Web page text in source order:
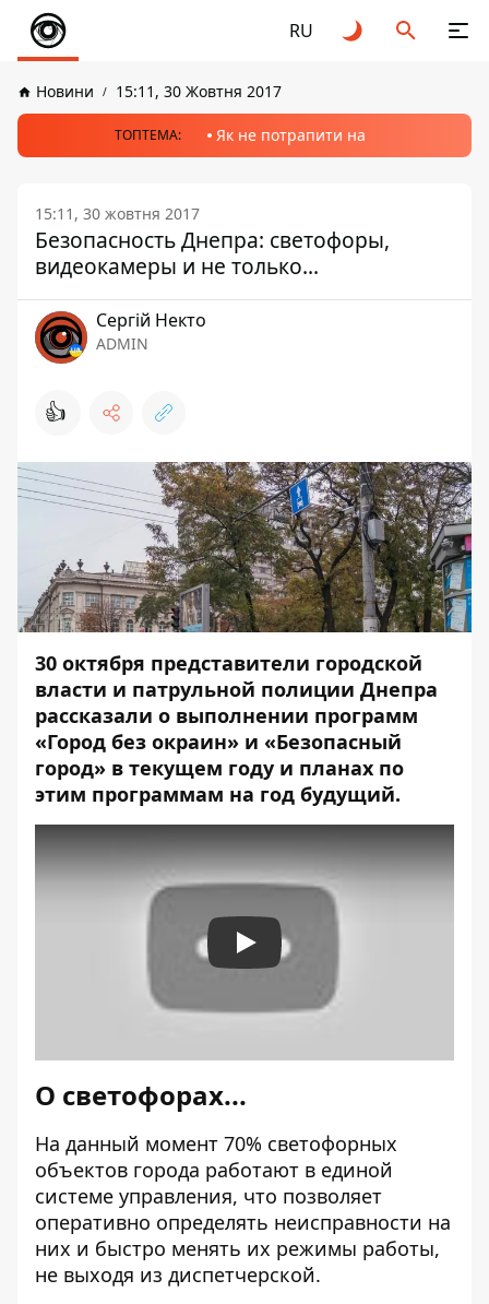
RU
Новини 15:11, 30 Жовтня 2017
ТОПТЕМА: Як не потрапити на
15:11, 30 жовтня 2017
Безопасность Днепра: светофоры,
видеокамеры и не только...
Сергій Некто
ADMIN
👍
30 октября представители городской
власти и патрульной полиции Днепра
рассказали о выполнении программ
«Город без окраин» и «Безопасный
город» в текущем году и планах по
этим программам на год будущий.
Play
О светофорах...
На данный момент 70% светофорных
объектов города работают в единой
системе управления, что позволяет
оперативно определять неисправности на
них и быстро менять их режимы работы,
не выходя из диспетчерской.